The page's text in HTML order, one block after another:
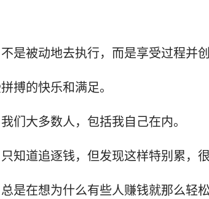
是被动地去执行，而是享受过程并创
搏的快乐和满足。
们大多数人，包括我自己在内。
知道追逐钱，但发现这样特别累，很
是在想为什么有些人赚钱就那么轻